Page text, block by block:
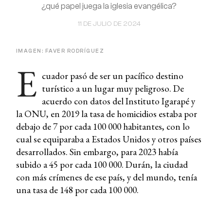
11 DE JULIO DE 2024
¿qué papel juega la iglesia evangélica?
IMAGEN: FAVER RODRÍGUEZ
E cuador pasó de ser un pacífico destino
turístico a un lugar muy peligroso. De
acuerdo con datos del Instituto Igarapé y
la ONU, en 2019 la tasa de homicidios estaba por
debajo de 7 por cada 100 000 habitantes, con lo
cual se equiparaba a Estados Unidos y otros países
desarrollados. Sin embargo, para 2023 había
subido a 45 por cada 100 000. Durán, la ciudad
con más crímenes de ese país, y del mundo, tenía
una tasa de 148 por cada 100 000.